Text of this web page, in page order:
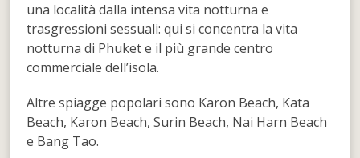
una località dalla intensa vita notturna e
trasgressioni sessuali: qui si concentra la vita
notturna di Phuket e il più grande centro
commerciale dell’isola.
Altre spiagge popolari sono Karon Beach, Kata
Beach, Karon Beach, Surin Beach, Nai Harn Beach
e Bang Tao.